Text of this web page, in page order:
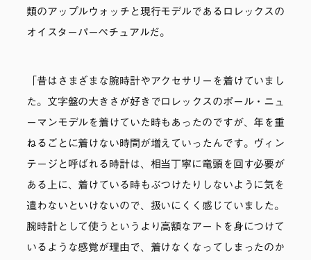
類のアップルウォッチと現行モデルであるロレックスの
オイスターパーペチュアルだ。
「昔はさまざまな腕時計やアクセサリーを着けていまし
た。文字盤の大きさが好きでロレックスのポール・ニュ
ーマンモデルを着けていた時もあったのですが、年を重
ねるごとに着けない時間が増えていったんです。ヴィン
テージと呼ばれる時計は、相当丁寧に竜頭を回す必要が
ある上に、着けている時もぶつけたりしないように気を
遣わないといけないので、扱いにくく感じていました。
腕時計として使うというより高額なアートを身につけて
いるような感覚が理由で、着けなくなってしまったのか